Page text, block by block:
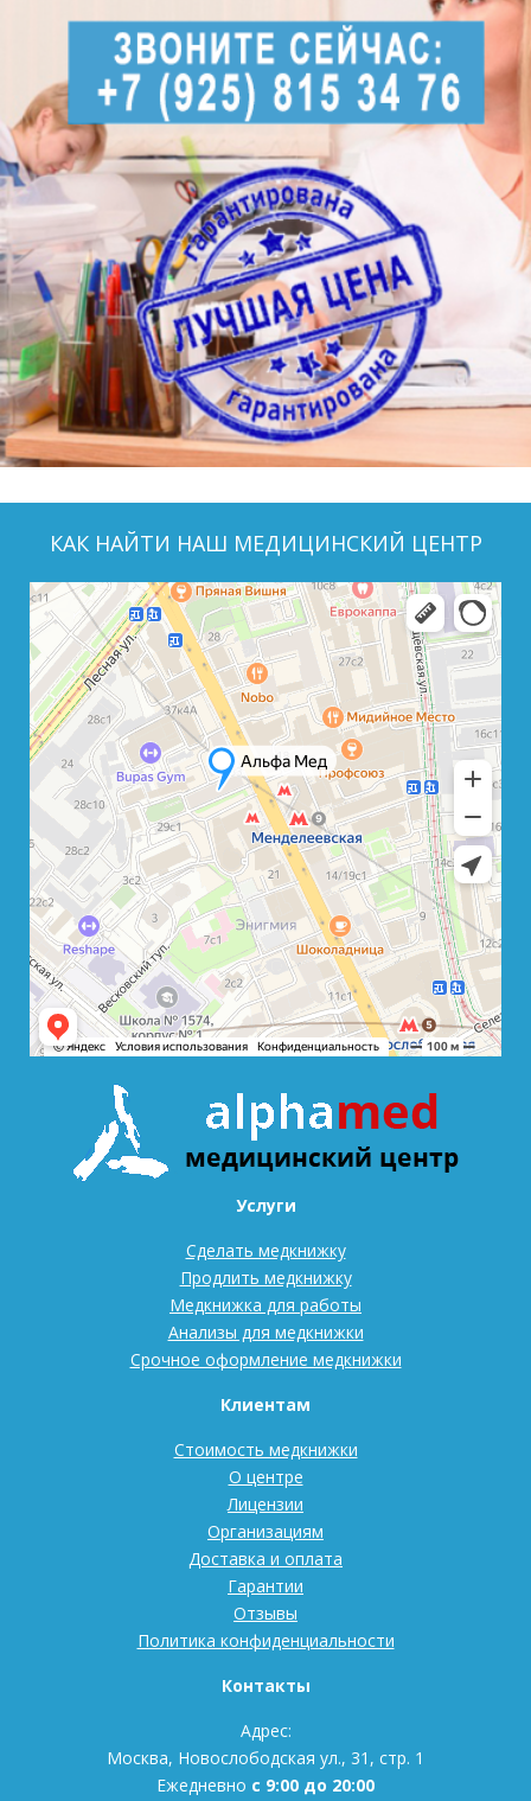
КАК НАЙТИ НАШ МЕДИЦИНСКИЙ ЦЕНТР
Услуги
Сделать медкнижку
Продлить медкнижку
Медкнижка для работы
Анализы для медкнижки
Срочное оформление медкнижки
Клиентам
Стоимость медкнижки
О центре
Лицензии
Организациям
Доставка и оплата
Гарантии
Отзывы
Политика конфиденциальности
Контакты
Адрес:
Москва, Новослободская ул., 31, стр. 1
Ежедневно с 9:00 до 20:00